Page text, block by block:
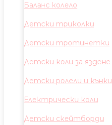
Баланс колело
Детски триколки
Детски тротинетки
Детски коли за яздене
Детски ролели и кънки
Електрически коли
Детски скейтборди